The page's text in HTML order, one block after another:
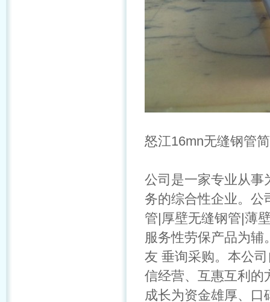
怒江16mn无缝钢管
公司是一家专业从事
务的综合性企业。公
管|厚壁无缝钢管|薄
服务性劳保产品为
友 垂询采购。本公
信经营、互惠互利的
成长为资金雄厚、